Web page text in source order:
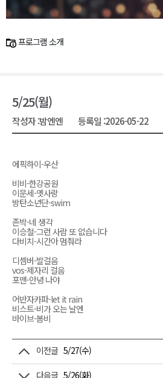
프로그램 소개
5/25(월)
작성자 :밤엔엔 등록일 :2026-05-22
에픽하이-우산
비비-한강공원
이문세-옛사랑
방탄소년단-swim
존박-네 생각
이승철-그런 사람 또 없습니다
다비치-시간아 멈춰라
디셈버-발걸음
vos-제자리 걸음
포맨-안녕 나야
어반자카파-let it rain
비스트-비가 오는 날엔
바이브-봄비
이전글 5/27(수)
다음글 5/26(화)